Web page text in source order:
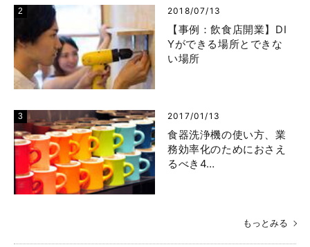
2018/07/13
【事例：飲食店開業】DI
Yができる場所とできな
い場所
2017/01/13
食器洗浄機の使い方、業
務効率化のためにおさえ
るべき4…
もっとみる